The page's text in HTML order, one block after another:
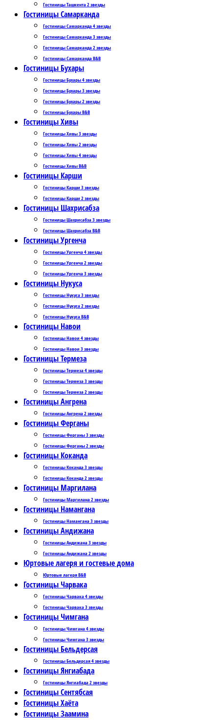
Гостиницы Ташкента 2 звезды
Гостиницы Самарканда
Гостиницы Самарканда 4 звезды
Гостиницы Самарканда 3 звезды
Гостиницы Самарканда 2 звезды
Гостиницы Самарканда B&B
Гостиницы Бухары
Гостиницы Бухары 4 звезды
Гостиницы Бухары 3 звезды
Гостиницы Бухары 2 звезды
Гостиницы Бухары B&B
Гостиницы Хивы
Гостиницы Хивы 3 звезды
Гостиницы Хивы 2 звезды
Гостиницы Хивы 4 звезды
Гостиницы Хивы B&B
Гостиницы Карши
Гостиницы Карши 3 звезды
Гостиницы Карши 2 звезды
Гостиницы Шахрисабза
Гостиницы Шахрисабза 3 звезды
Гостиницы Шахрисабза B&B
Гостиницы Ургенча
Гостиницы Ургенча 4 звезды
Гостиницы Ургенча 2 звезды
Гостиницы Ургенча 3 звезды
Гостиницы Нукуса
Гостиницы Нукуса 3 звезды
Гостиницы Нукуса 2 звезды
Гостиницы Нукуса B&B
Гостиницы Навои
Гостиницы Навои 4 звезды
Гостиницы Навои 3 звезды
Гостиницы Термеза
Гостиницы Термеза 4 звезды
Гостиницы Термеза 3 звезды
Гостиницы Термеза 2 звезды
Гостиницы Ангрена
Гостиницы Ангрена 2 звезды
Гостиницы Ферганы
Гостиницы Ферганы 3 звезды
Гостиницы Ферганы 2 звезды
Гостиницы Коканда
Гостиницы Коканда 3 звезды
Гостиницы Коканда 2 звезды
Гостиницы Маргилана
Гостиницы Маргилана 2 звезды
Гостиницы Намангана
Гостиницы Намангана 3 звезды
Гостиницы Андижана
Гостиницы Андижана 3 звезды
Гостиницы Андижана 2 звезды
Юртовые лагеря и гостевые дома
Юртовые лагеря B&B
Гостиницы Чарвака
Гостиницы Чарвака 4 звезды
Гостиницы Чарвака 3 звезды
Гостиницы Чимгана
Гостиницы Чимгана 4 звезды
Гостиницы Чимгана 3 звезды
Гостиницы Бельдерсая
Гостиницы Бельдерсая 4 звезды
Гостиницы Янгиабада
Гостиницы Янгиабада 2 звезды
Гостиницы Сентябсая
Гостиницы Хаёта
Гостиницы Заамина